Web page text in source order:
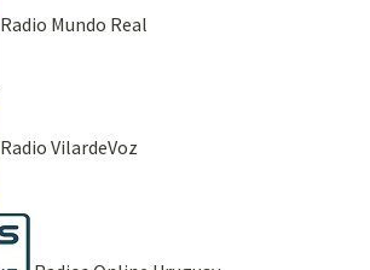
Radio Mundo Real
Radio VilardeVoz